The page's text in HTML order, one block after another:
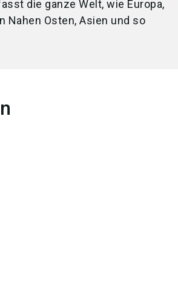
die ganze Welt, wie Europa,
Nahen Osten, Asien und so